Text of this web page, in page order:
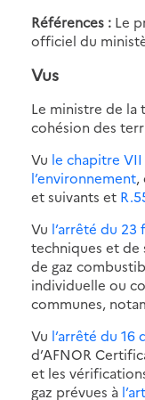
Références : Le
officiel du
Vus
Le ministre de la
cohésion des
Vu le chapitre
l’environnement,
et suivants et
Vu l’arrêté du 23
techniques et de
de gaz
individuelle ou
communes,
Vu l’arrêté du 16
d’AFNOR
et les
gaz prévues à